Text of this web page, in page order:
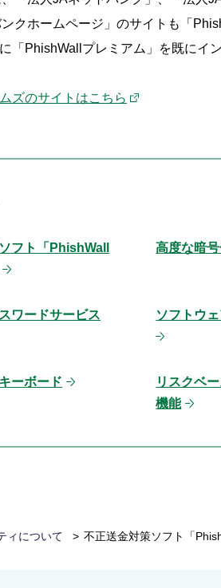
クホームページ」のサイトも「
「PhishWallプレミアム」を既にイ
ズのサイトはこちら
フト「PhishWall
高度な暗
ワードサービス ソフトウ
ーボード
リスクベ
機能
ィについて 不正送金対策ソフト「